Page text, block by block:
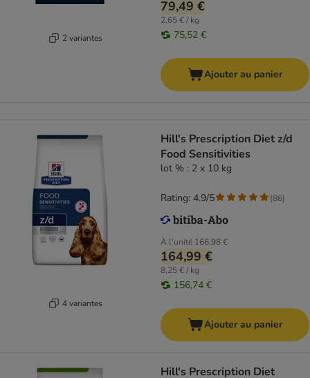
2 variantes
79,49 €
2,65 € / kg
75,52 €
Ajouter au panier
4 variantes
Hill's Prescription Diet z/d
Food Sensitivities
lot % : 2 x 10 kg
À l'unité 166,98 €
164,99 €
8,25 € / kg
156,74 €
Rating: 4.9/5 (86)
Ajouter au panier
Hill's Prescription Diet